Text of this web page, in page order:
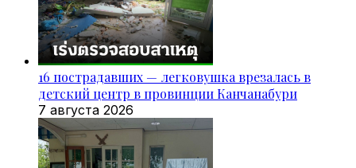
16 пострадавших — легковушка врезалась в
детский центр в провинции Канчанабури
7 августа 2026